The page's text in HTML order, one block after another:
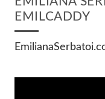
EMILCADDY